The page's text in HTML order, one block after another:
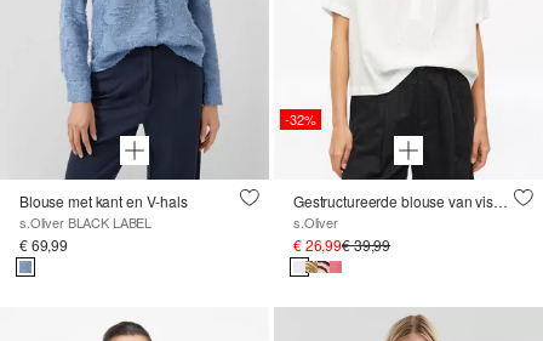
Blouse met kant en V-hals
s.Oliver BLACK LABEL
€ 69,99
-32%
Gestructureerde blouse van viscosemix met rimpels
s.Oliver
€ 26,99€ 39,99